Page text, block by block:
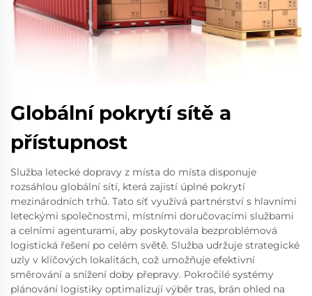
Globální pokrytí sítě a
přístupnost
Služba letecké dopravy z místa do místa disponuje
rozsáhlou globální sítí, která zajistí úplné pokrytí
mezinárodních trhů. Tato síť využívá partnérství s hlavními
leteckými společnostmi, místními doručovacími službami
a celními agenturami, aby poskytovala bezproblémová
logistická řešení po celém světě. Služba udržuje strategické
uzly v klíčových lokalitách, což umožňuje efektivní
směrování a snížení doby přepravy. Pokročilé systémy
plánování logistiky optimalizují výběr tras, brán ohled na